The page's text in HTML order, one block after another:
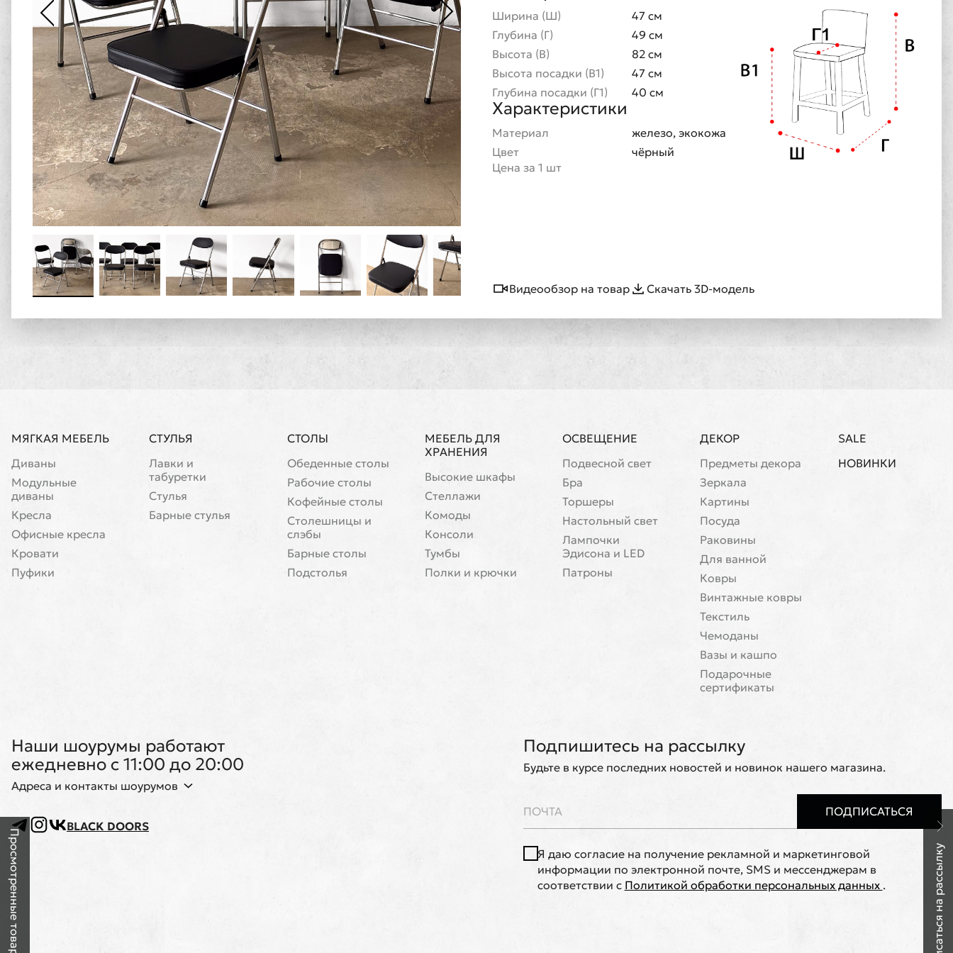
Ширина (Ш)
47 см
Глубина (Г)
49 см
Высота (В)
82 см
Высота посадки (В1)
47 см
Глубина посадки (Г1)
40 см
Характеристики
Материал
железо, экокожа
Цвет
чёрный
Цена за 1 шт
Видеообзор на товар Скачать 3D-модель
МЯГКАЯ МЕБЕЛЬ
Диваны
Модульные
диваны
Кресла
Офисные кресла
Кровати
Пуфики
СТУЛЬЯ
Лавки и
табуретки
Стулья
Барные стулья
СТОЛЫ
Обеденные столы
Рабочие столы
Кофейные столы
Cтолешницы и
слэбы
Барные столы
Подстолья
МЕБЕЛЬ ДЛЯ
ХРАНЕНИЯ
Высокие шкафы
Стеллажи
Комоды
Консоли
Тумбы
Полки и крючки
ОСВЕЩЕНИЕ
Подвесной свет
Бра
Торшеры
Настольный свет
Лампочки
Эдисона и LED
Патроны
ДЕКОР
Предметы декора
Зеркала
Картины
Посуда
Раковины
Для ванной
Ковры
Винтажные ковры
Текстиль
Чемоданы
Вазы и кашпо
Подарочные
сертификаты
SALE
НОВИНКИ
Наши шоурумы работают
ежедневно с 11:00 до 20:00
Адреса и контакты шоурумов
BLACK DOORS
Подпишитесь на рассылку
Будьте в курсе последних новостей и новинок нашего магазина.
ПОДПИСАТЬСЯ
Я даю согласие на получение рекламной и маркетинговой
информации по электронной почте, SMS и мессенджерам в
соответствии с Политикой обработки персональных данных . Подписаться на рассылку
Просмотренные товары